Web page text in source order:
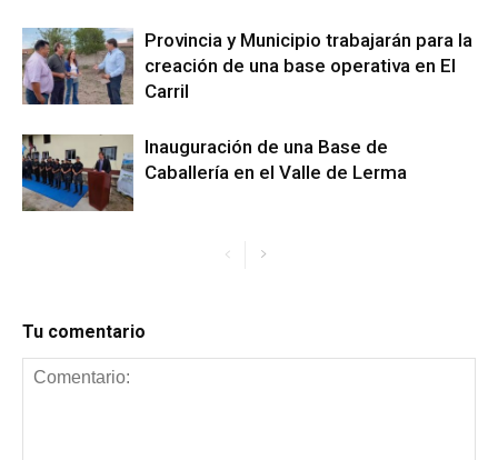
Provincia y Municipio trabajarán para la
creación de una base operativa en El
Carril
Inauguración de una Base de
Caballería en el Valle de Lerma
Tu comentario